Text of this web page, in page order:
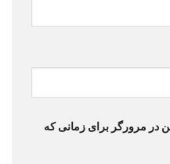
در مرورگر برای زمانی که